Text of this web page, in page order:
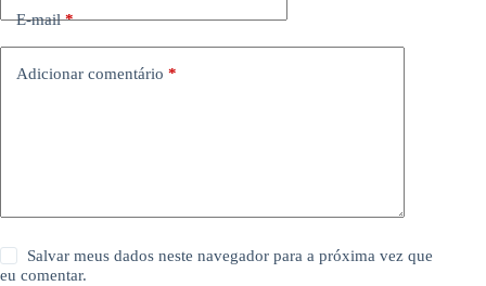
E-mail*
Adicionar comentário *
Salvar meus dados neste navegador para a próxima vez que
eu comentar.